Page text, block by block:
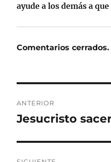
ayude a los demás a
Comentarios cerrados.
de
ANTERIOR
Entrada
Jesucristo